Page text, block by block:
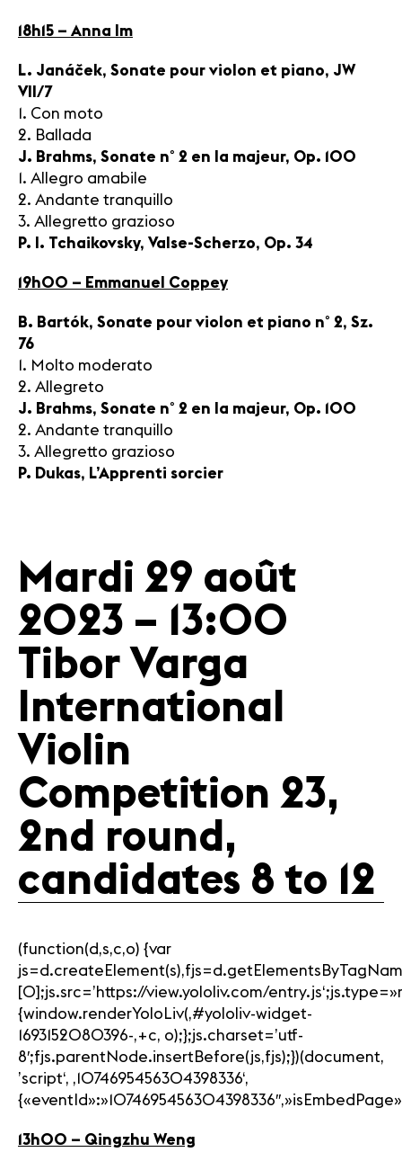
18h15 – Anna Im
L. Janáček, Sonate pour violon et piano, JW
VII/7
1. Con moto
2. Ballada
J. Brahms, Sonate n° 2 en la majeur, Op. 100
1. Allegro amabile
2. Andante tranquillo
3. Allegretto grazioso
P. I. Tchaikovsky, Valse-Scherzo, Op. 34
19h00 – Emmanuel Coppey
B. Bartók, Sonate pour violon et piano n° 2, Sz.
76
1. Molto moderato
2. Allegreto
J. Brahms, Sonate n° 2 en la majeur, Op. 100
2. Andante tranquillo
3. Allegretto grazioso
P. Dukas, L’Apprenti sorcier
Mardi 29 août
2023 – 13:00
Tibor Varga
International
Violin
Competition 23,
2nd round,
candidates 8 to 12
(function(d,s,c,o) {var
[0];js.src=’https://view.yololiv.com/
{window.renderYoloLiv(‚#yololiv-widget-
1693152080396-‚+c, o);};js.charset=’utf-
8′;fjs.parentNode.insertBefore(js,fjs);})(document,
’script‘, ‚1074695456304398336‘,
13h00 – Qingzhu Weng